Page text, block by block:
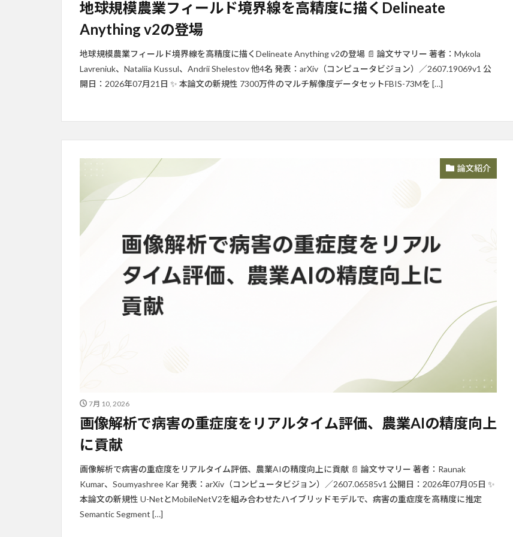
地球規模農業フィールド境界線を高精度に描くDelineate
Anything v2の登場
地球規模農業フィールド境界線を高精度に描くDelineate Anything v2の登場 📄 論文サマリー 著者：Mykola
Lavreniuk、Nataliia Kussul、Andrii Shelestov 他4名 発表：arXiv（コンピュータビジョン）／2607.19069v1 公
開日：2026年07月21日 ✨ 本論文の新規性 7300万件のマルチ解像度データセットFBIS-73Mを […]
論文紹介
7月 10, 2026
画像解析で病害の重症度をリアルタイム評価、農業AIの精度向上
に貢献
画像解析で病害の重症度をリアルタイム評価、農業AIの精度向上に貢献 📄 論文サマリー 著者：Raunak
Kumar、Soumyashree Kar 発表：arXiv（コンピュータビジョン）／2607.06585v1 公開日：2026年07月05日 ✨
本論文の新規性 U-NetとMobileNetV2を組み合わせたハイブリッドモデルで、病害の重症度を高精度に推定
Semantic Segment […]